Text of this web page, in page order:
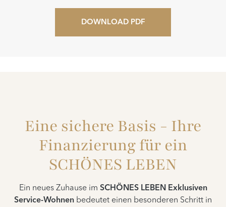
DOWNLOAD PDF
Eine sichere Basis - Ihre
Finanzierung für ein
SCHÖNES LEBEN
Ein neues Zuhause im SCHÖNES LEBEN Exklusiven
Service-Wohnen bedeutet einen besonderen Schritt in